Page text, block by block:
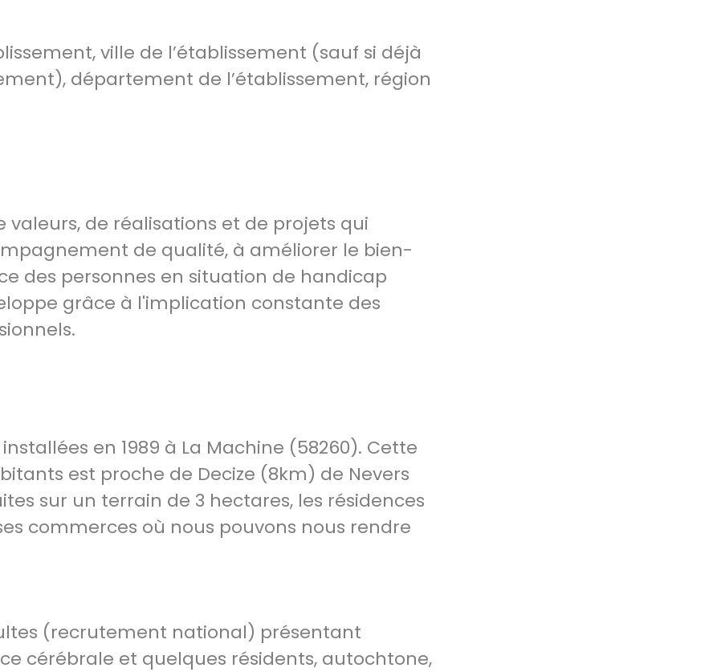
ville de l’établissement (sauf si déjà
département de l’établissement, région
valeurs, de réalisations et de projets qui
de qualité, à améliorer le bien-
des personnes en situation de handicap
grâce à l'implication constante des
en 1989 à La Machine (58260). Cette
est proche de Decize (8km) de Nevers
sur un terrain de 3 hectares, les résidences
commerces où nous pouvons nous rendre
(recrutement national) présentant
cérébrale et quelques résidents, autochtone,